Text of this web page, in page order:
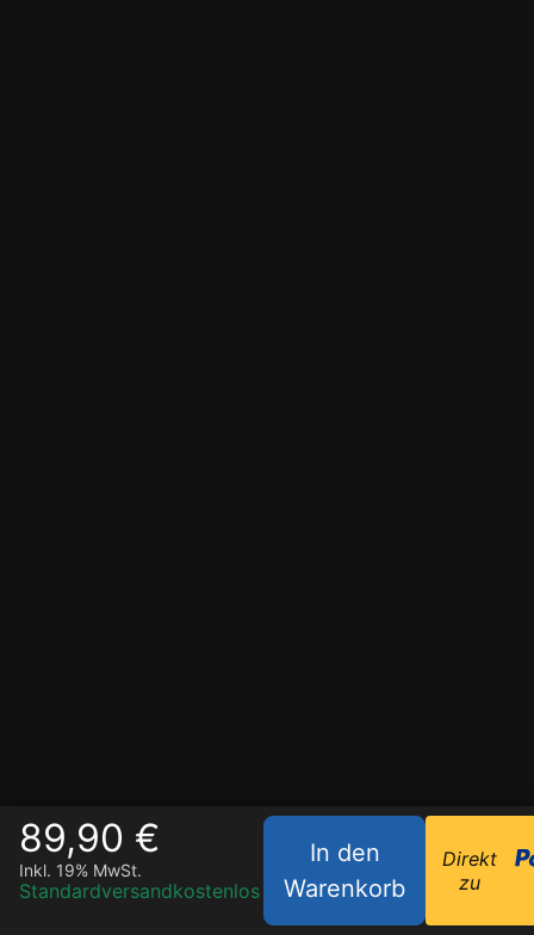
89,90 €
Inkl. 19% MwSt.
Standardversandkostenlos
In den
Warenkorb
Direkt
zu